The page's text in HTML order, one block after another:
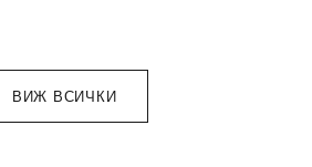
ВИЖ ВСИЧКИ